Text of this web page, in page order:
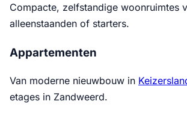
Compacte, zelfstandige woonruimtes
alleenstaanden of starters.
Appartementen
Van moderne nieuwbouw in
etages in Zandweerd.